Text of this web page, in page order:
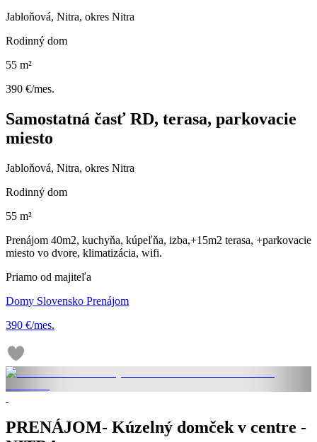
Jabloňová, Nitra, okres Nitra
Rodinný dom
55 m²
390 €/mes.
Samostatná časť RD, terasa, parkovacie
miesto
Jabloňová, Nitra, okres Nitra
Rodinný dom
55 m²
Prenájom 40m2, kuchyňa, kúpeľňa, izba,+15m2 terasa, +parkovacie
miesto vo dvore, klimatizácia, wifi.
Priamo od majiteľa
Domy Slovensko Prenájom
390 €/mes.
PRENÁJOM- Kúzelný domček v centre -